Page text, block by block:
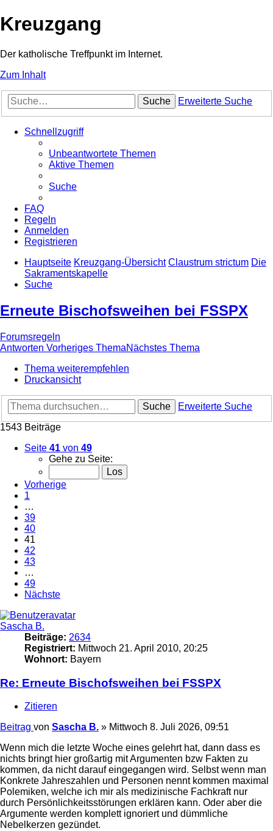
Kreuzgang
Der katholische Treffpunkt im Internet.
Zum Inhalt
Suche Erweiterte Suche
Schnellzugriff
Unbeantwortete Themen
Aktive Themen
Suche
FAQ
Regeln
Anmelden
Registrieren
Hauptseite Kreuzgang-Übersicht Claustrum strictum Die
Sakramentskapelle
Suche
Erneute Bischofsweihen bei FSSPX
Forumsregeln
Antworten Vorheriges ThemaNächstes Thema
Thema weiterempfehlen
Druckansicht
Suche
Erweiterte Suche
1543 Beiträge
Seite 41 von 49
Gehe zu Seite:
Vorherige
1
…
39
40
41
42
43
…
49
Nächste
Sascha B.
Beiträge: 2634
Registriert: Mittwoch 21. April 2010, 20:25
Wohnort: Bayern
Re: Erneute Bischofsweihen bei FSSPX
Zitieren
Beitrag von Sascha B. » Mittwoch 8. Juli 2026, 09:51
Wenn mich die letzte Woche eines gelehrt hat, dann dass es
nichts bringt hier großartig mit Argumenten bzw Fakten zu
kommen, da nicht darauf eingegangen wird. Selbst wenn man
Konkrete Jahreszahlen und Personen nennt kommen maximal
Polemiken, welche ich mir als medizinische Fachkraft nur
durch Persönlichkeitsstörungen erklären kann. Oder aber die
Argumente werden komplett ignoriert und dümmliche
Nebelkerzen gezündet.